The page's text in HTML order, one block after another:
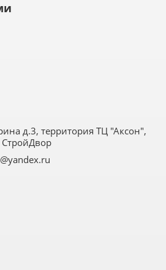
д.3, территория ТЦ "Аксон",